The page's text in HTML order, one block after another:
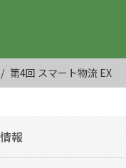
第4回 スマート物流
報